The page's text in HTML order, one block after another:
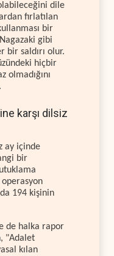
dile
fırlatılan
bir
gibi
bir saldırı olur.
hiçbir
olmadığını
karşı dilsiz
ay içinde
bir
operasyon
194 kişinin
de halka rapor
"Adalet
kılan